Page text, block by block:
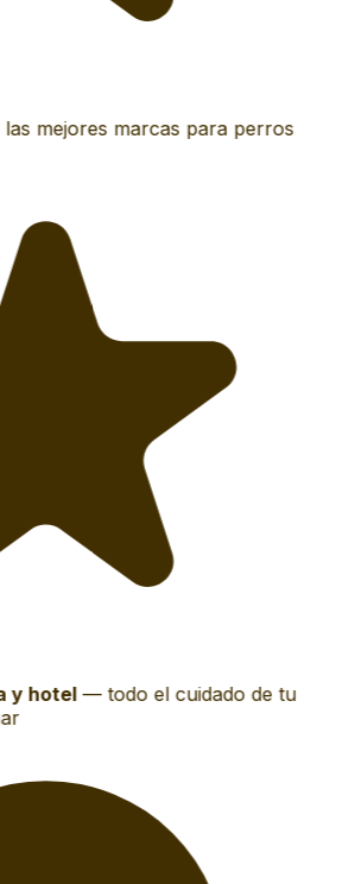
las mejores marcas para perros
y hotel— todo el cuidado de tu